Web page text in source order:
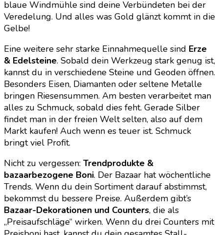
blaue Windmühle sind deine Verbündeten bei der
Veredelung. Und alles was Gold glänzt kommt in die
Gelbe!
Eine weitere sehr starke Einnahmequelle sind Erze
& Edelsteine. Sobald dein Werkzeug stark genug ist,
kannst du in verschiedene Steine und Geoden öffnen.
Besonders Eisen, Diamanten oder seltene Metalle
bringen Riesensummen. Am besten verarbeitet man
alles zu Schmuck, sobald dies feht. Gerade Silber
findet man in der freien Welt selten, also auf dem
Markt kaufen! Auch wenn es teuer ist. Schmuck
bringt viel Profit.
Nicht zu vergessen: Trendprodukte &
bazaarbezogene Boni. Der Bazaar hat wöchentliche
Trends. Wenn du dein Sortiment darauf abstimmst,
bekommst du bessere Preise. Außerdem gibt’s
Bazaar-Dekorationen und Counters, die als
„Preisaufschläge“ wirken. Wenn du drei Counters mit